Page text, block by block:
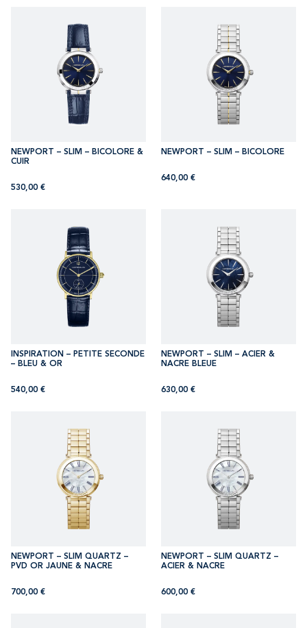
NEWPORT – SLIM – BICOLORE &
CUIR
530,00 €
NEWPORT – SLIM – BICOLORE
640,00 €
INSPIRATION – PETITE SECONDE
– BLEU & OR
540,00 €
NEWPORT – SLIM – ACIER &
NACRE BLEUE
630,00 €
NEWPORT – SLIM QUARTZ –
PVD OR JAUNE & NACRE
700,00 €
NEWPORT – SLIM QUARTZ –
ACIER & NACRE
600,00 €